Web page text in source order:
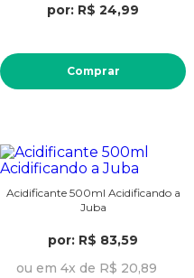
por: R$ 24,99
Comprar
Acidificante 500ml Acidificando a
Juba
por: R$ 83,59
ou em 4x de R$ 20,89